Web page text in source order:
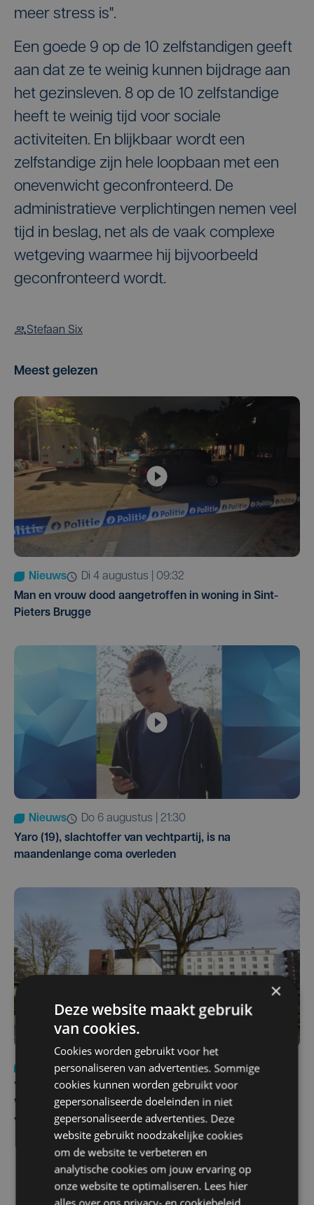
meer stress is".
Een goede 9 op de 10 zelfstandigen geeft
aan dat ze te weinig kunnen bijdrage aan
het gezinsleven. 8 op de 10 zelfstandige
heeft te weinig tijd voor sociale
activiteiten. En blijkbaar wordt een
zelfstandige zijn hele loopbaan met een
onevenwicht geconfronteerd. De
administratieve verplichtingen nemen veel
tijd in beslag, net als de vaak complexe
wetgeving waarmee hij bijvoorbeeld
geconfronteerd wordt.
Stefaan Six
Meest gelezen
Nieuws
di 4 augustus | 09:32
Man en vrouw dood aangetroffen in woning in Sint-
Pieters Brugge
Nieuws
do 6 augustus | 21:30
Yaro (19), slachtoffer van vechtpartij, is na
maandenlange coma overleden
Nieuws
wo 5 augustus | 11:57
Vier Oostendse gynaecologen versterken dienst in AZ
West, dat ook een nieuwe voltijdse gynaecoloog
verwelkomt
×
Deze website maakt gebruik
van cookies.
Cookies worden gebruikt voor het
personaliseren van advertenties. Sommige
cookies kunnen worden gebruikt voor
gepersonaliseerde doeleinden in niet
gepersonaliseerde advertenties. Deze
website gebruikt noodzakelijke cookies
om de website te verbeteren en
analytische cookies om jouw ervaring op
onze website te optimaliseren. Lees hier
alles over ons privacy- en cookiebeleid